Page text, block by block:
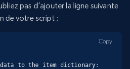
pas d’ajouter la ligne suivante
de votre script :
to the item dictionary:
Copy